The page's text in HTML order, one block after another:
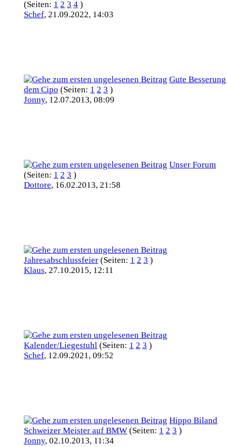
(Seiten: 1 2 3 4 )
Schef, 21.09.2022, 14:03
Gute Besserung
dem Cipo (Seiten: 1 2 3 )
Jonny, 12.07.2013, 08:09
Unser Forum
(Seiten: 1 2 3 )
Dottore, 16.02.2013, 21:58
Jahresabschlussfeier (Seiten: 1 2 3 )
Klaus, 27.10.2015, 12:11
Kalender/Liegestuhl (Seiten: 1 2 3 )
Schef, 12.09.2021, 09:52
Hippo Biland
Schweizer Meister auf BMW (Seiten: 1 2 3 )
Jonny, 02.10.2013, 11:34